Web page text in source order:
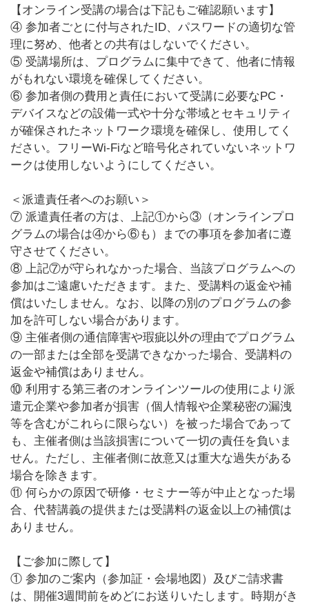
【オンライン受講の場合は下記もご確認願います】
④ 参加者ごとに付与されたID、パスワードの適切な管
理に努め、他者との共有はしないでください。
⑤ 受講場所は、プログラムに集中できて、他者に情報
がもれない環境を確保してください。
⑥ 参加者側の費用と責任において受講に必要なPC・
デバイスなどの設備一式や十分な帯域とセキュリティ
が確保されたネットワーク環境を確保し、使用してく
ださい。フリーWi-Fiなど暗号化されていないネットワ
ークは使用しないようにしてください。
＜派遣責任者へのお願い＞
⑦ 派遣責任者の方は、上記①から③（オンラインプロ
グラムの場合は④から⑥も）までの事項を参加者に遵
守させてください。
⑧ 上記⑦が守られなかった場合、当該プログラムへの
参加はご遠慮いただきます。また、受講料の返金や補
償はいたしません。なお、以降の別のプログラムの参
加を許可しない場合があります。
⑨ 主催者側の通信障害や瑕疵以外の理由でプログラム
の一部または全部を受講できなかった場合、受講料の
返金や補償はありません。
⑩ 利用する第三者のオンラインツールの使用により派
遣元企業や参加者が損害（個人情報や企業秘密の漏洩
等を含むがこれらに限らない）を被った場合であって
も、主催者側は当該損害について一切の責任を負いま
せん。ただし、主催者側に故意又は重大な過失がある
場合を除きます。
⑪ 何らかの原因で研修・セミナー等が中止となった場
合、代替講義の提供または受講料の返金以上の補償は
ありません。
【ご参加に際して】
① 参加のご案内（参加証・会場地図）及びご請求書
は、開催3週間前をめどにお送りいたします。時期がき